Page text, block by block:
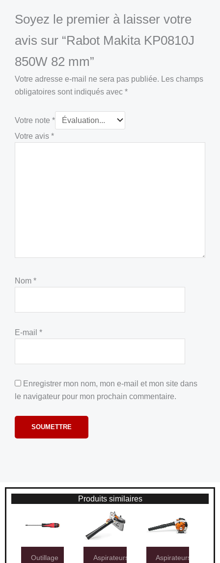
Soyez le premier à laisser votre
avis sur “Rabot Makita KP0810J
850W 82 mm”
Votre adresse e-mail ne sera pas publiée. Les champs
obligatoires sont indiqués avec *
Votre note *
Votre avis *
Nom *
E-mail *
Enregistrer mon nom, mon e-mail et mon site dans
le navigateur pour mon prochain commentaire.
Produits similaires
Outillage
Aspirateurs Aspirateurs